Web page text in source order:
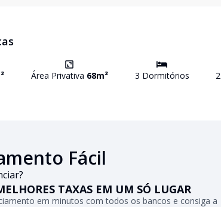
Área Privativa 68m² 3 Dormitórios 2
Fácil
TAXAS EM UM SÓ LUGAR
em minutos com todos os bancos e consiga a